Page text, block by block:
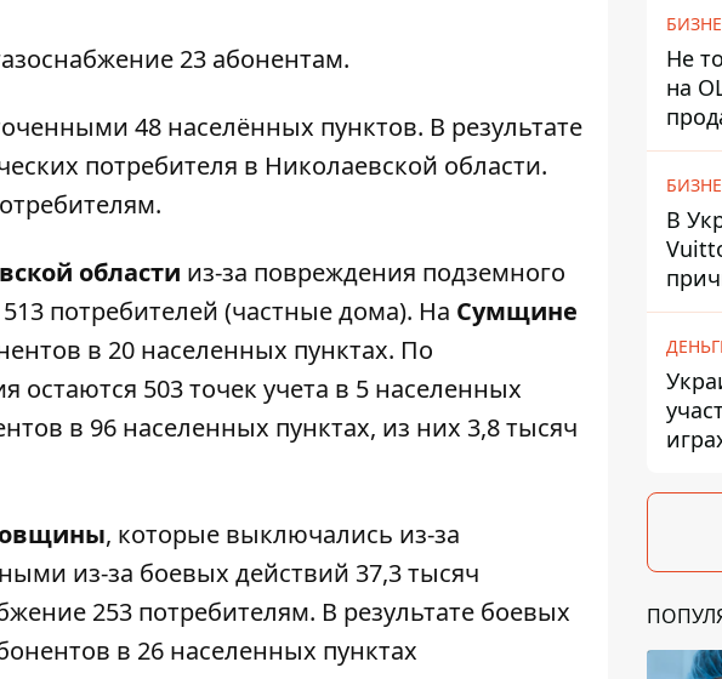
23 абонентам.
48 населённых пунктов. В результате
потребителя в Николаевской области.
области из-за повреждения подземного
потребителей (частные дома). На Сумщине
в 20 населенных пунктах. По
503 точек учета в 5 населенных
в 96 населенных пунктах, из них 3,8 тысяч
, которые выключались из-за
из-за боевых действий 37,3 тысяч
253 потребителям. В результате боевых
в 26 населенных пунктах
Не
на
В